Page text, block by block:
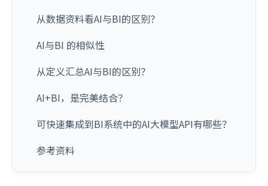
从数据资料看AI与BI的区别？
AI与BI 的相似性
从定义汇总AI与BI的区别？
AI+BI，是完美结合？
可快速集成到BI系统中的AI大模型API有哪些？
参考资料